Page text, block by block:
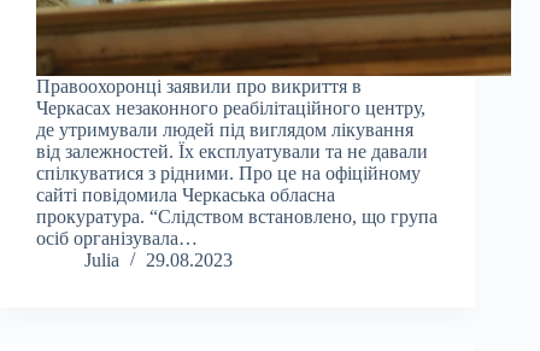
Правоохоронці заявили про викриття в
Черкасах незаконного реабілітаційного центру,
де утримували людей під виглядом лікування
від залежностей. Їх експлуатували та не давали
спілкуватися з рідними. Про це на офіційному
сайті повідомила Черкаська обласна
прокуратура. “Слідством встановлено, що група
осіб організувала…
Julia
29.08.2023